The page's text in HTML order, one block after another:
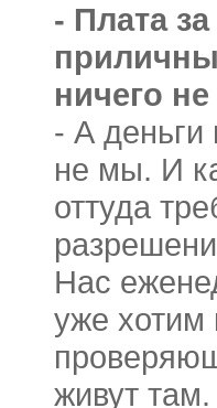
- Плата
ничего
- А деньги
не мы. И
оттуда
Нас
уже хотим
живут